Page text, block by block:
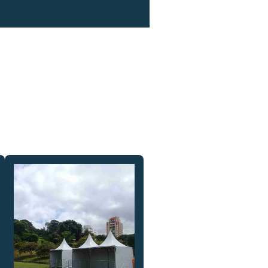
GRADE PARA EVENTO
GRADIL DE PROTEÇÃO PARA
EVENTOS
LOCAÇÃO DE BOX TRUSS
LOCAÇÃO DE BOX TRUSS PREÇO
LOCAÇÃO DE BOX TRUSS SP